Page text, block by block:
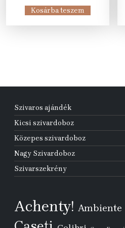
was:
31
is:
22
Kosárba teszem
Szivaros ajándék
Kicsi szivardoboz
Közepes szivardoboz
Nagy Szivardoboz
Szivarszekrény
Achenty! Ambiente